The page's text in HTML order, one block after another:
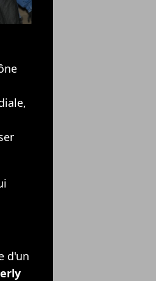
d'un